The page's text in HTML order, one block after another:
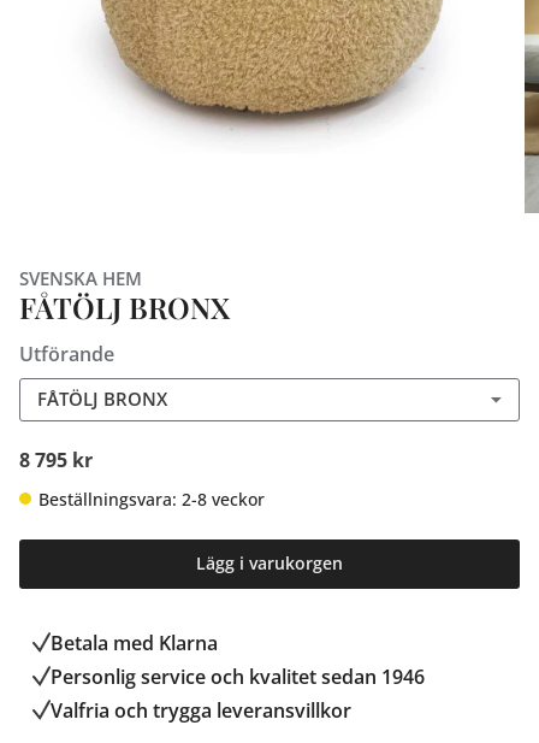
SVENSKA HEM
FÅTÖLJ BRONX
Utförande
FÅTÖLJ BRONX
8 795 kr
Beställningsvara: 2-8 veckor
Lägg i varukorgen
Betala med Klarna
Personlig service och kvalitet sedan 1946
Valfria och trygga leveransvillkor